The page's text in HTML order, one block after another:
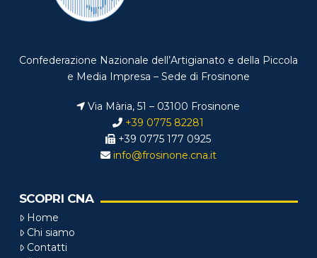
Confederazione Nazionale dell’Artigianato e della Piccola
e Media Impresa – Sede di Frosinone
Via Mària, 51 – 03100 Frosinone
+39 0775 82281
+39 0775 177 0925
info@frosinone.cna.it
SCOPRI CNA
Home
Chi siamo
Contatti